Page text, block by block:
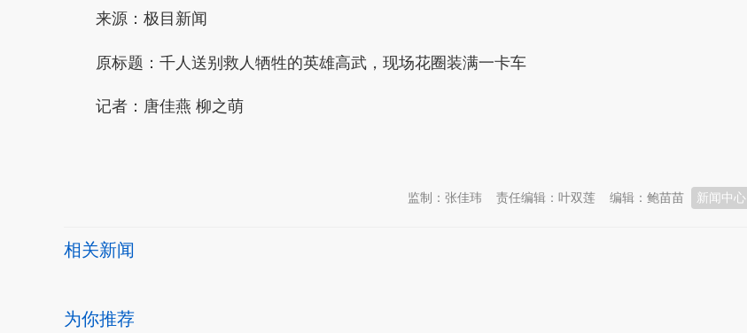
来源：极目新闻
原标题：千人送别救人牺牲的英雄高武，现场花圈装满一卡车
记者：唐佳燕 柳之萌
新闻中心
编辑：鲍苗苗
责任编辑：叶双莲
监制：张佳玮
相关新闻
为你推荐